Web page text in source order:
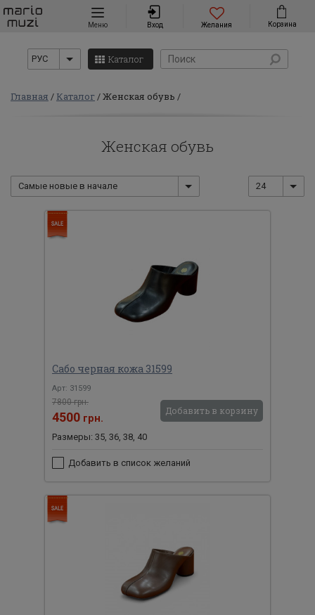
Навигация
Меню Вход Желания Корзина
РУС Каталог
Главная Каталог Женская обувь
Женская обувь
Самые новые в начале 24
Сабо черная кожа 31599
Арт: 31599
7800 грн.
4500 грн.
Добавить в корзину
Размеры: 35, 36, 38, 40
Добавить в список желаний